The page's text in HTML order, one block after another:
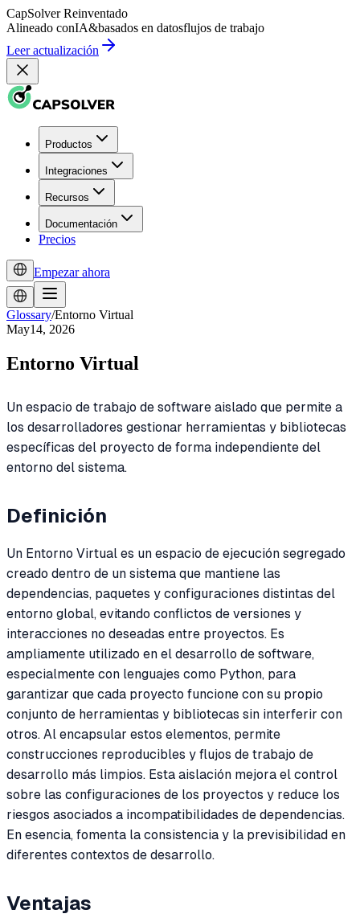
CapSolver Reinventado
Alineado conIA&basados en datosflujos de trabajo
Leer actualización
Productos
Integraciones
Recursos
Documentación
Precios
Empezar ahora
Glossary/Entorno Virtual
May14, 2026
Entorno Virtual
Un espacio de trabajo de software aislado que permite a
los desarrolladores gestionar herramientas y bibliotecas
específicas del proyecto de forma independiente del
entorno del sistema.
Definición
Un Entorno Virtual es un espacio de ejecución segregado
creado dentro de un sistema que mantiene las
dependencias, paquetes y configuraciones distintas del
entorno global, evitando conflictos de versiones y
interacciones no deseadas entre proyectos. Es
ampliamente utilizado en el desarrollo de software,
especialmente con lenguajes como Python, para
garantizar que cada proyecto funcione con su propio
conjunto de herramientas y bibliotecas sin interferir con
otros. Al encapsular estos elementos, permite
construcciones reproducibles y flujos de trabajo de
desarrollo más limpios. Esta aislación mejora el control
sobre las configuraciones de los proyectos y reduce los
riesgos asociados a incompatibilidades de dependencias.
En esencia, fomenta la consistencia y la previsibilidad en
diferentes contextos de desarrollo.
Ventajas